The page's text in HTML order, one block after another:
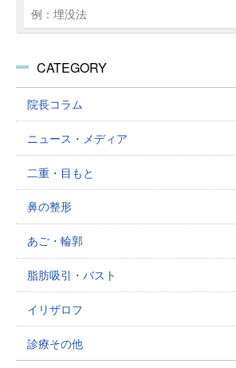
CATEGORY
院長コラム
ニュース・メディア
二重・目もと
鼻の整形
あご・輪郭
脂肪吸引・バスト
イリザロフ
診療その他